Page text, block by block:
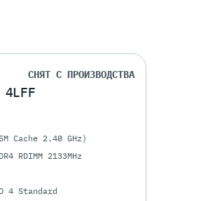
СНЯТ С ПРОИЗВОДСТВА
Cache 2.40 GHz)
RDIMM 2133MHz
4 Standard